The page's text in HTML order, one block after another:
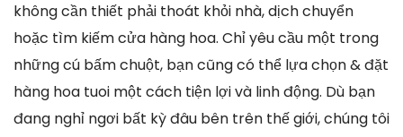
không cần thiết phải thoát khỏi nhà, dịch chuyển
hoặc tìm kiếm cửa hàng hoa. Chỉ yêu cầu một trong
những cú bấm chuột, bạn cũng có thể lựa chọn & đặt
hàng hoa tuoi một cách tiện lợi và linh động. Dù bạn
đang nghỉ ngơi bất kỳ đâu bên trên thế giới, chúng tôi